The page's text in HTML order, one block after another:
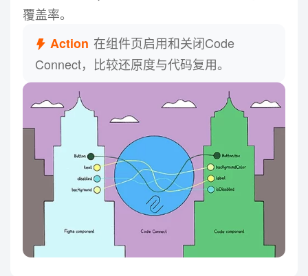
覆盖率。
Action 在组件页启用和关闭Code
Connect，比较还原度与代码复用。